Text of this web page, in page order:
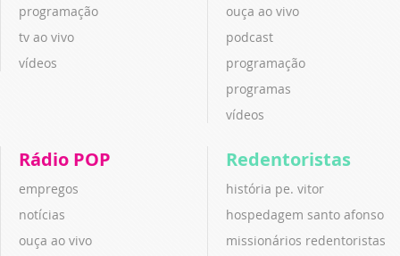
programação
tv ao vivo
vídeos
ouça ao vivo
podcast
programação
programas
vídeos
Rádio POP
empregos
notícias
ouça ao vivo
Redentoristas
história pe. vitor
hospedagem santo afonso
missionários redentoristas